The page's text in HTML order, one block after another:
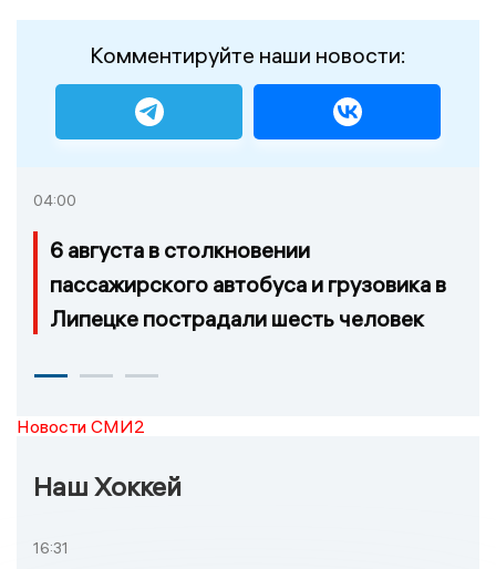
Комментируйте наши новости:
04:00
6 августа в столкновении
пассажирского автобуса и грузовика в
Липецке пострадали шесть человек
Новости СМИ2
Наш Хоккей
16:31